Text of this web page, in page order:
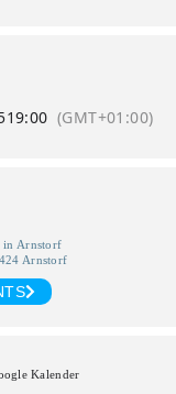
19:00 (GMT+01:00)
in Arnstorf
Arnstorf
Kalender